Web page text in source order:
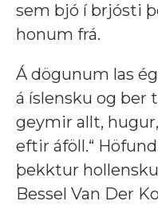
sem bjó í brjósti
honum frá.
Á dögunum las
á íslensku og ber
geymir allt,
eftir áföll.“
þekktur
Bessel Van Der